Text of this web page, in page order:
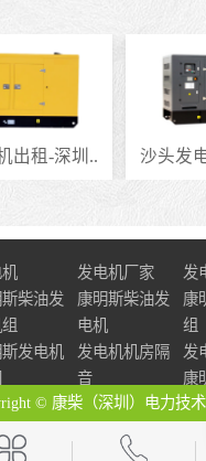
-深圳.. 沙头发电机
发电机厂家
发
柴油发
康明斯柴油发
电机
康
组
发电机
发电机机房隔
音
发
康
© 康柴（深圳）电力技
图